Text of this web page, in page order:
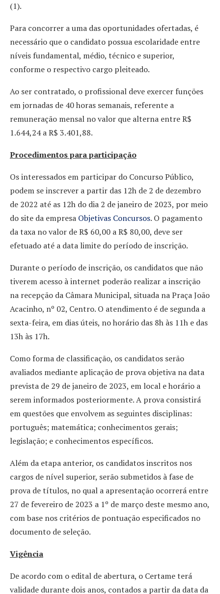
(1).
Para concorrer a uma das oportunidades ofertadas, é
necessário que o candidato possua escolaridade entre
níveis fundamental, médio, técnico e superior,
conforme o respectivo cargo pleiteado.
Ao ser contratado, o profissional deve exercer funções
em jornadas de 40 horas semanais, referente a
remuneração mensal no valor que alterna entre R$
1.644,24 a R$ 3.401,88.
Procedimentos para participação
Os interessados em participar do Concurso Público,
podem se inscrever a partir das 12h de 2 de dezembro
de 2022 até as 12h do dia 2 de janeiro de 2023, por meio
do site da empresa Objetivas Concursos. O pagamento
da taxa no valor de R$ 60,00 a R$ 80,00, deve ser
efetuado até a data limite do período de inscrição.
Durante o período de inscrição, os candidatos que não
tiverem acesso à internet poderão realizar a inscrição
na recepção da Câmara Municipal, situada na Praça João
Acacinho, nº 02, Centro. O atendimento é de segunda a
sexta-feira, em dias úteis, no horário das 8h às 11h e das
13h às 17h.
Como forma de classificação, os candidatos serão
avaliados mediante aplicação de prova objetiva na data
prevista de 29 de janeiro de 2023, em local e horário a
serem informados posteriormente. A prova consistirá
em questões que envolvem as seguintes disciplinas:
português; matemática; conhecimentos gerais;
legislação; e conhecimentos específicos.
Além da etapa anterior, os candidatos inscritos nos
cargos de nível superior, serão submetidos à fase de
prova de títulos, no qual a apresentação ocorrerá entre
27 de fevereiro de 2023 a 1º de março deste mesmo ano,
com base nos critérios de pontuação especificados no
documento de seleção.
Vigência
De acordo com o edital de abertura, o Certame terá
validade durante dois anos, contados a partir da data da